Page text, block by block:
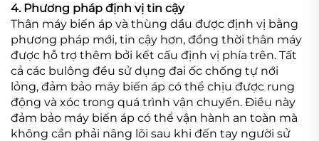
4. Phương pháp định vị tin cậy
Thân máy biến áp và thùng dầu được định vị bằng
phương pháp mới, tin cậy hơn, đồng thời thân máy
được hỗ trợ thêm bởi kết cấu định vị phía trên. Tất
cả các bulông đều sử dụng đai ốc chống tự nới
lỏng, đảm bảo máy biến áp có thể chịu được rung
động và xóc trong quá trình vận chuyển. Điều này
đảm bảo máy biến áp có thể vận hành an toàn mà
không cần phải nâng lõi sau khi đến tay người sử